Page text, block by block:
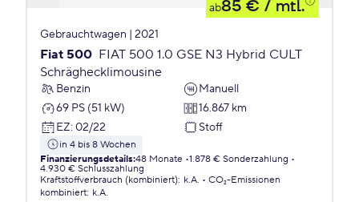
ab85 € / mtl.
Gebrauchtwagen | 2021
Fiat 500 FIAT 500 1.0 GSE N3 Hybrid CULT
Schräghecklimousine
Benzin
Manuell
69 PS (51 kW)
16.867 km
EZ: 02/22 Stoff
in 4 bis 8 Wochen
Finanzierungsdetails:48 Monate 1.878 € Sonderzahlung
4.930 € Schlusszahlung
Kraftstoffverbrauch (kombiniert): k.A.
CO₂-Emissionen
kombiniert: k.A.